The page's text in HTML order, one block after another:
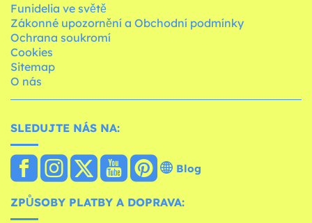
Funidelia ve světě
Zákonné upozornění a Obchodní podmínky
Ochrana soukromí
Cookies
Sitemap
O nás
SLEDUJTE NÁS NA:
Blog
ZPŮSOBY PLATBY A DOPRAVA: